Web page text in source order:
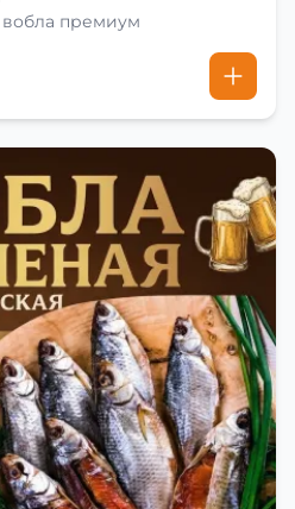
вобла премиум